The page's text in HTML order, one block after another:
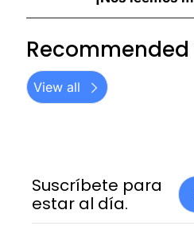
View all
Suscríbete para
estar al día.